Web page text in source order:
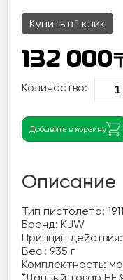
Купить в 1 клик
132 000
Количество:
Добавить в корзину
Описание
Тип пистолета: 1911
Бренд: KJW
Принцип
Вес	: 935 г
Комплектность: